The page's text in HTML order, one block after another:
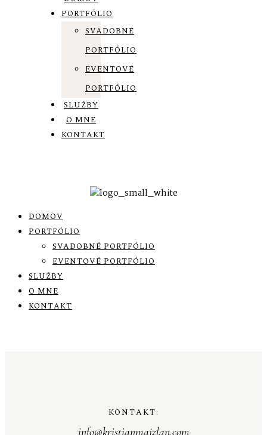
PORTFÓLIO
SVADOBNÉ
PORTFÓLIO
EVENTOVÉ
PORTFÓLIO
SLUŽBY
O MNE
KONTAKT
DOMOV
PORTFÓLIO
SVADOBNÉ PORTFÓLIO
EVENTOVÉ PORTFÓLIO
SLUŽBY
O MNE
KONTAKT
KONTAKT: